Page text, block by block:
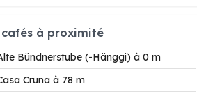
à proximité
Bündnerstube (-Hänggi) à 0 m
Cruna à 78 m